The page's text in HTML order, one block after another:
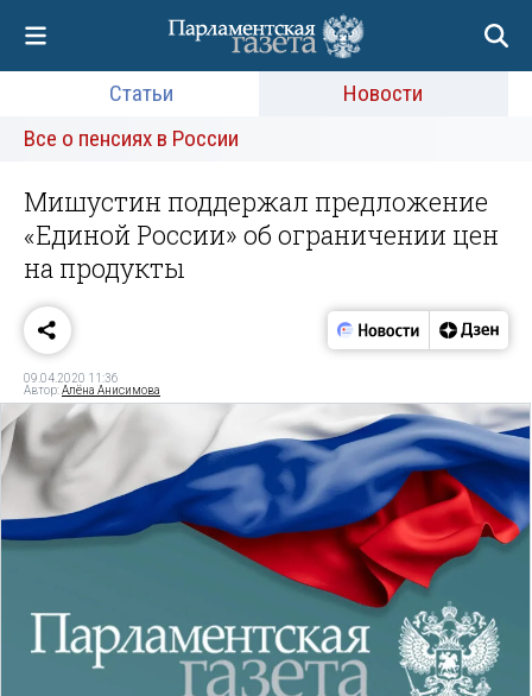
Статьи
Новости
Все о пенсиях в России
Мишустин поддержал предложение
«Единой России» об ограничении цен
на продукты
09.04.2020 11:36
Автор:Алёна Анисимова